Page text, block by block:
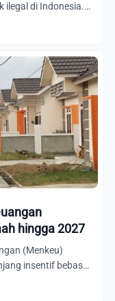
ilegal di Indonesia.
hingga 2027
(Menkeu)
insentif bebas